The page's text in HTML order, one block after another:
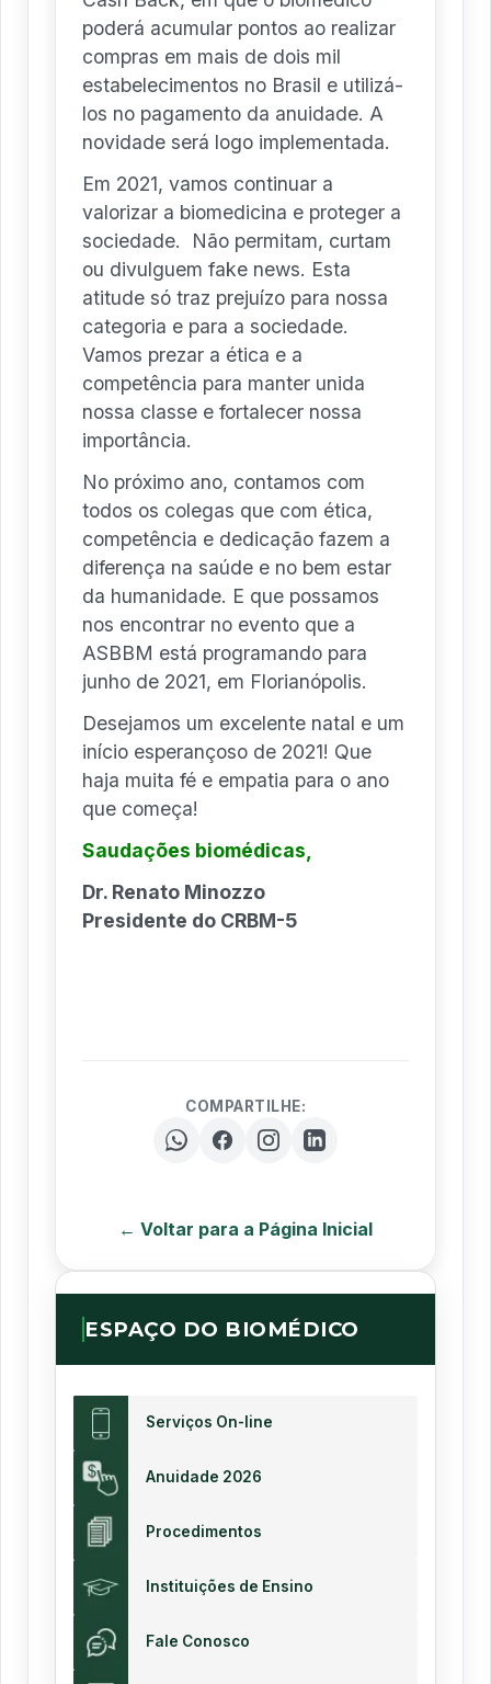
poderá acumular pontos ao realizar
compras em mais de dois mil
estabelecimentos no Brasil e utilizá-
los no pagamento da anuidade. A
novidade será logo implementada.
Em 2021, vamos continuar a
valorizar a biomedicina e proteger a
sociedade. Não permitam, curtam
ou divulguem fake news. Esta
atitude só traz prejuízo para nossa
categoria e para a sociedade.
Vamos prezar a ética e a
competência para manter unida
nossa classe e fortalecer nossa
importância.
No próximo ano, contamos com
todos os colegas que com ética,
competência e dedicação fazem a
diferença na saúde e no bem estar
da humanidade. E que possamos
nos encontrar no evento que a
ASBBM está programando para
junho de 2021, em Florianópolis.
Desejamos um excelente natal e um
início esperançoso de 2021! Que
haja muita fé e empatia para o ano
que começa!
Saudações biomédicas,
Dr. Renato Minozzo
Presidente do CRBM-5
COMPARTILHE:
← Voltar para a Página Inicial
ESPAÇO DO BIOMÉDICO
Serviços On-line
Anuidade 2026
Procedimentos
Instituições de Ensino
Fale Conosco